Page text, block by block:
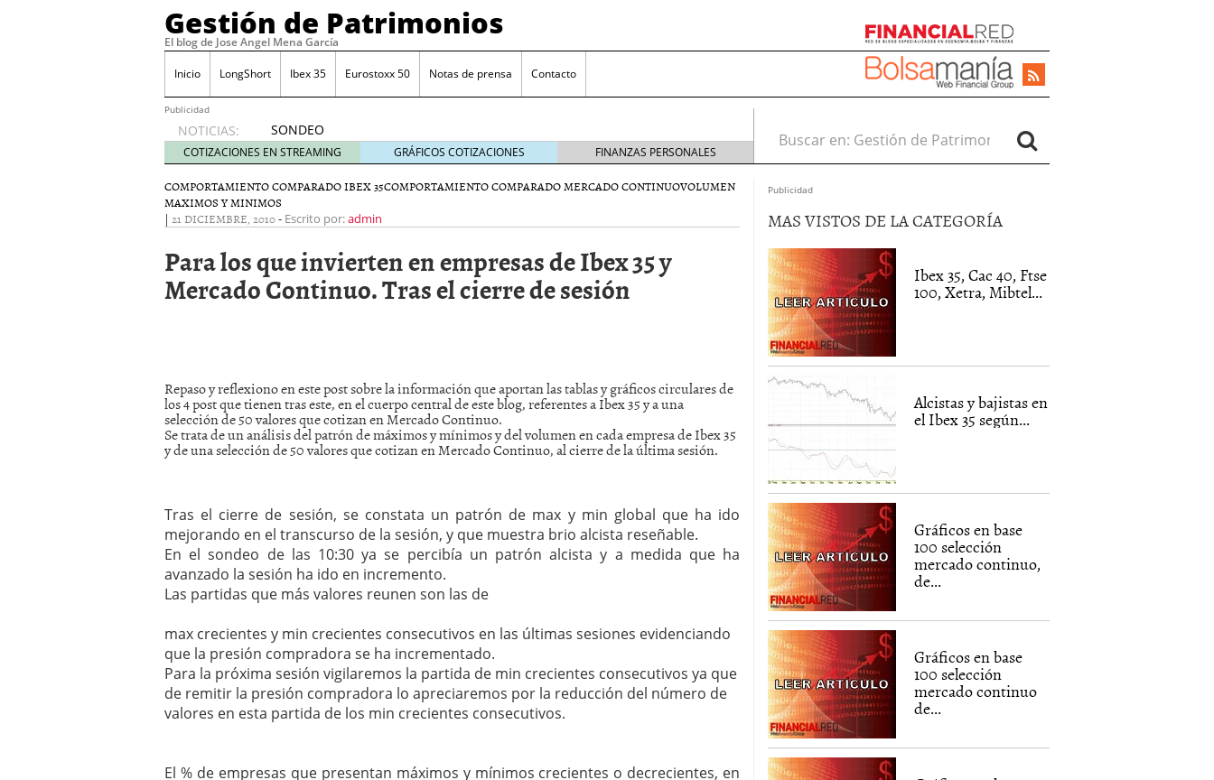
Gestión de Patrimonios
El blog de Jose Angel Mena García
Inicio LongShort Ibex 35 Eurostoxx 50 Notas de prensa Contacto
Publicidad
NOTICIAS:
SONDEO
IBEX35.
ACCESO
A LA
PLANTILLA
DE
LOS
VALORES
DE
SONDEO DIARIO IBEX35. Distancia de los valores de IBEX35 a m?ximos
anuales. Se constata progresivo alejamiento global de m?ximos anuales
mayo 28, 2013
Catalejo sobre IBEX35. SISM?METROS. Prosiguen a la baja desde el 13/mayo
y a?n tienen recorrido adicional mayo 24, 2013
rebote interesante
COTIZACIONES EN STREAMING GRÁFICOS COTIZACIONES FINANZAS PERSONALES
Buscar en:
COMPORTAMIENTO COMPARADO IBEX 35COMPORTAMIENTO COMPARADO MERCADO CONTINUOVOLUMEN
MAXIMOS Y MINIMOS
| 21 DICIEMBRE, 2010- Escrito por:admin
Para los que invierten en empresas de Ibex 35 y
Mercado Continuo. Tras el cierre de sesión
Repaso y reflexiono en este post sobre la información que aportan las tablas y gráficos circulares de
los 4 post que tienen tras este, en el cuerpo central de este blog, referentes a Ibex 35 y a una
selección de 50 valores que cotizan en Mercado Continuo.
Se trata de un análisis del patrón de máximos y mínimos y del volumen en cada empresa de Ibex 35
y de una selección de 50 valores que cotizan en Mercado Continuo, al cierre de la última sesión.
Tras el cierre de sesión, se constata un patrón de max y min global que ha ido
mejorando en el transcurso de la sesión, y que muestra brio alcista reseñable.
En el sondeo de las 10:30 ya se percibía un patrón alcista y a medida que ha
avanzado la sesión ha ido en incremento.
Las partidas que más valores reunen son las de
max crecientes y min crecientes consecutivos en las últimas sesiones evidenciando
que la presión compradora se ha incrementado.
Para la próxima sesión vigilaremos la partida de min crecientes consecutivos ya que
de remitir la presión compradora lo apreciaremos por la reducción del número de
valores en esta partida de los min crecientes consecutivos.
El % de empresas que presentan máximos y mínimos crecientes o decrecientes, en
Publicidad
MAS VISTOS DE LA CATEGORÍA
Ibex 35, Cac 40, Ftse
100, Xetra, Mibtel...
Alcistas y bajistas en
el Ibex 35 según...
Gráficos en base
100 selección
mercado continuo,
de...
Gráficos en base
100 selección
mercado continuo
de...